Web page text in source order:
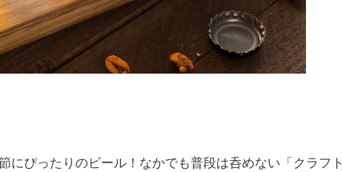
にぴったりのビール！なかでも普段は呑めない「クラフト